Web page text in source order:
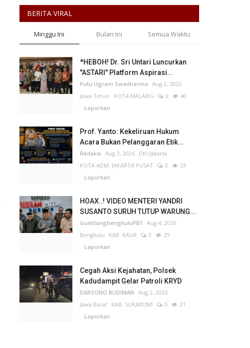
BERITA VIRAL
Minggu Ini Bulan Ini Semua Waktu
*HEBOH! Dr. Sri Untari Luncurkan
"ASTARI" Platform Aspirasi...
Putu Ugram Swadharma Aug 2, 2026
Jawa Timur KOTA MALANG 0
40
Laporkan
Prof. Yanto: Kekeliruan Hukum
Acara Bukan Pelanggaran Etik...
Redaksi Aug 3, 2026 DKI Jakarta
KOTA ADM. JAKARTA PUSAT
0
33
Laporkan
HOAX..! VIDEO MENTERI YANDRI
SUSANTO SURUH TUTUP WARUNG...
GuetilangbengkuluPB1
Aug 4, 2026
Bengkulu
KAB. KAUR 0
29
Laporkan
Cegah Aksi Kejahatan, Polsek
Kadudampit Gelar Patroli KRYD
DARSONO BUDIMAN Aug 2, 2026
Jawa Barat KAB. SUKABUMI 0
21
Laporkan